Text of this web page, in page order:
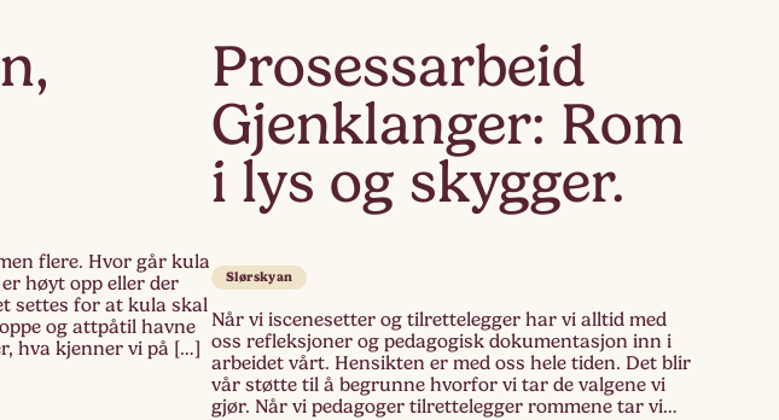
flere. Hvor går kula
høyt opp eller der
settes for at kula skal
og attpåtil havne
hva kjenner vi på […]
Prosessarbeid
Gjenklanger: Rom
i lys og skygger.
Slørskyan
Når vi iscenesetter og tilrettelegger har vi alltid med
oss refleksjoner og pedagogisk dokumentasjon inn i
arbeidet vårt. Hensikten er med oss hele tiden. Det blir
vår støtte til å begrunne hvorfor vi tar de valgene vi
gjør. Når vi pedagoger tilrettelegger rommene tar vi